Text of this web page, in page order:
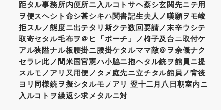
距タル事務所内便所ニ入ルコトサヘ蔡シ玄関先ニテ用
ヲ便スヘシト命シ甚シキハ関書記生夫人ノ嘆願ヲモ峻
拒スルノ態度ニ出テタリ斯クテ数回要請ノ末辛ウシテ
取寄セタル毛布ヲ＠ヒ「ボーチ」ノ椅子及台ニ取付ケ
アル狭隘ナル板腰掛ニ腰掛ケタルママ敵＠ヲ余儀ナク
セラレ此ノ間米国官憲ハ小脇ニ抱ヘタル銃ヲ館員ニ提
スルモノアリ又用便ノタメ庭先ニ立チタル館員ノ背後
ヨリ同様銃ヲ擬シタルモノアリ 翌十二月八日朝室内ニ
入ルコトヲ繰返シ求メタルニ対